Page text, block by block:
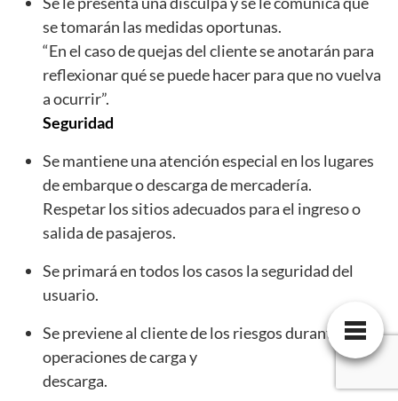
se tomarán las medidas oportunas.
“En el caso de quejas del cliente se anotarán para
reflexionar qué se puede hacer para que no vuelva
a ocurrir”.
Seguridad
Se mantiene una atención especial en los lugares
de embarque o descarga de mercadería.
Respetar los sitios adecuados para el ingreso o
salida de pasajeros.
Se primará en todos los casos la seguridad del
usuario.
Se previene al cliente de los riesgos durante las
operaciones de carga y
descarga.